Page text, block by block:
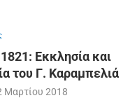
Εκκλησία και
του Γ. Καραμπελιά
Μαρτίου 2018